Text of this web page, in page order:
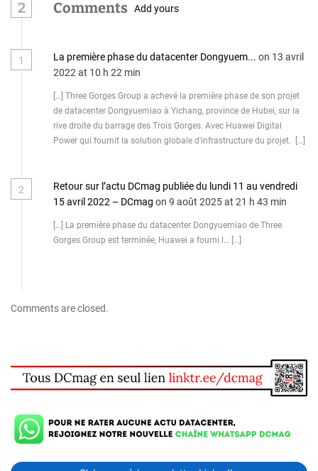
2 Comments Add yours
1 La première phase du datacenter Dongyuem... on 13 avril
2022 at 10 h 22 min
[…] Three Gorges Group a achevé la première phase de son projet
de datacenter Dongyuemiao à Yichang, province de Hubei, sur la
rive droite du barrage des Trois Gorges. Avec Huawei Digital
Power qui fournit la solution globale d'infrastructure du projet. […]
2
Retour sur l’actu DCmag publiée du lundi 11 au vendredi
15 avril 2022 – DCmag on 9 août 2025 at 21 h 43 min
[…] La première phase du datacenter Dongyuemiao de Three
Gorges Group est terminée, Huawei a fourni l… […]
Comments are closed.